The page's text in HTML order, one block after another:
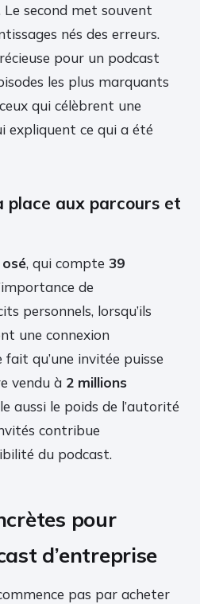
Le second met souvent
nés des erreurs.
pour un podcast
les plus marquants
qui célèbrent une
expliquent ce qui a été
place aux parcours et
, qui compte 39
de
personnels, lorsqu’ils
une connexion
qu’une invitée puisse
vendu à 2 millions
aussi le poids de l’autorité
contribue
du podcast.
pour
d’entreprise
pas par acheter